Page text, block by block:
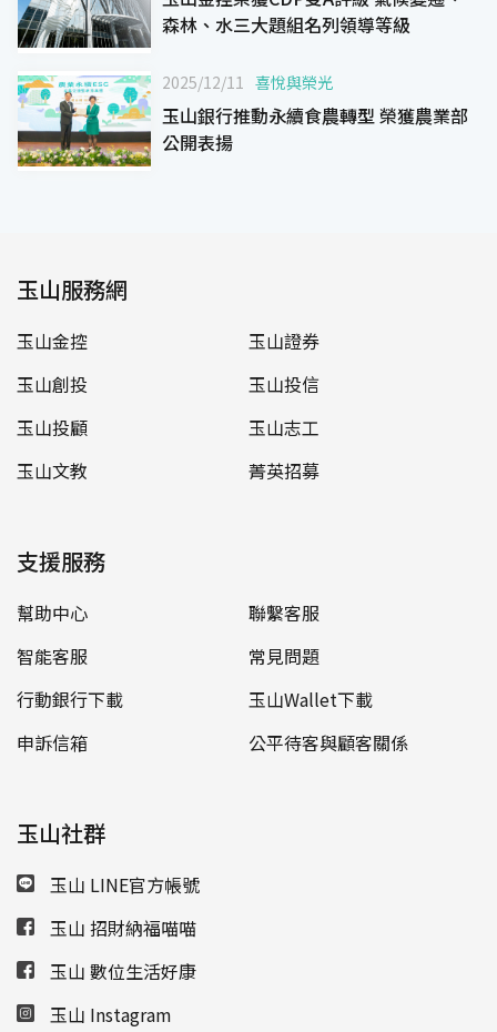
森林、水三大題組名列領導等級
2025/12/11 喜悅與榮光
玉山銀行推動永續食農轉型 榮獲農業部
公開表揚
玉山服務網
玉山金控
玉山證券
玉山創投
玉山投信
玉山投顧
玉山志工
玉山文教
菁英招募
支援服務
幫助中心
聯繫客服
智能客服
常見問題
行動銀行下載
玉山Wallet下載
申訴信箱
公平待客與顧客關係
玉山社群
玉山 LINE官方帳號
玉山 招財納福喵喵
玉山 數位生活好康
玉山 Instagram